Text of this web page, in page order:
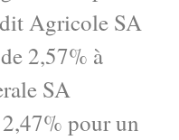
Agricole SA
2,57% à
SA
pour un